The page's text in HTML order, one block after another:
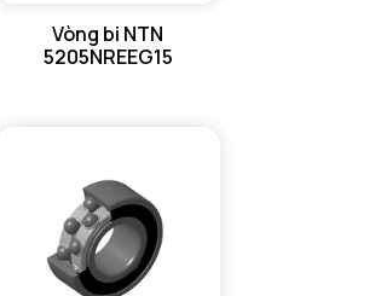
Vòng bi NTN
5205NREEG15